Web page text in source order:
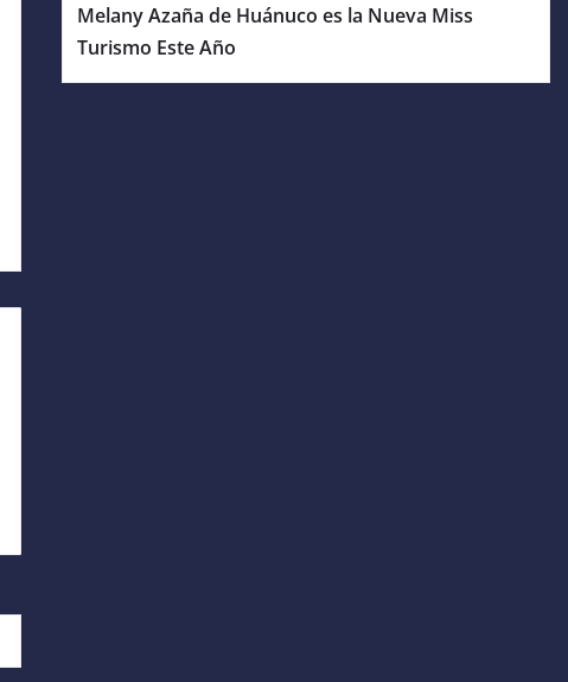
Melany Azaña de Huánuco es la Nueva Miss
Turismo Este Año